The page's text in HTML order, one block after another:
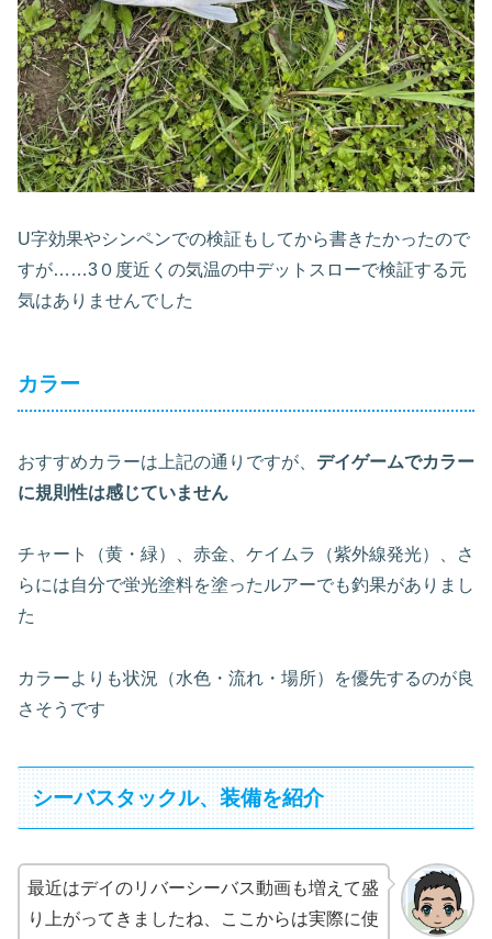
U字効果やシンペンでの検証もしてから書きたかったので
すが……3０度近くの気温の中デットスローで検証する元
気はありませんでした
カラー
おすすめカラーは上記の通りですが、 デイゲームでカラー
に規則性は感じていません
チャート（黄・緑）、赤金、ケイムラ（紫外線発光）、さ
らには自分で蛍光塗料を塗ったルアーでも釣果がありまし
た
カラーよりも状況（水色・流れ・場所）を優先するのが良
さそうです
シーバスタックル、装備を紹介
最近はデイのリバーシーバス動画も増えて盛
り上がってきましたね、ここからは実際に使